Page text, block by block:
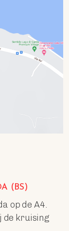
(BS)
op de A4.
de kruising